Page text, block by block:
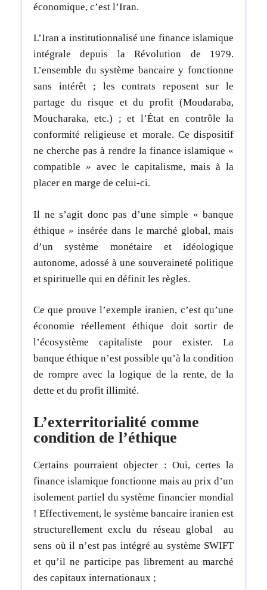
économique, c’est l’Iran.
L’Iran a institutionnalisé une finance islamique
intégrale depuis la Révolution de 1979.
L’ensemble du système bancaire y fonctionne
sans intérêt ; les contrats reposent sur le
partage du risque et du profit (Moudaraba,
Moucharaka, etc.) ; et l’État en contrôle la
conformité religieuse et morale. Ce dispositif
ne cherche pas à rendre la finance islamique «
compatible » avec le capitalisme, mais à la
placer en marge de celui-ci.
Il ne s’agit donc pas d’une simple « banque
éthique » insérée dans le marché global, mais
d’un système monétaire et idéologique
autonome, adossé à une souveraineté politique
et spirituelle qui en définit les règles.
Ce que prouve l’exemple iranien, c’est qu’une
économie réellement éthique doit sortir de
l’écosystème capitaliste pour exister. La
banque éthique n’est possible qu’à la condition
de rompre avec la logique de la rente, de la
dette et du profit illimité.
L’exterritorialité comme
condition de l’éthique
Certains pourraient objecter : Oui, certes la
finance islamique fonctionne mais au prix d’un
isolement partiel du système financier mondial
! Effectivement, le système bancaire iranien est
structurellement exclu du réseau global au
sens où il n’est pas intégré au système SWIFT
et qu’il ne participe pas librement au marché
des capitaux internationaux ;